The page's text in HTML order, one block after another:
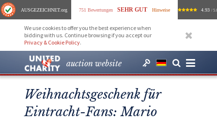
AUSGEZEICHNET.org 751 Bewertungen SEHR GUT Hinweise 4.93 /
We use cookies to offer you the best experience when
bidding with us. Continue browsing if you accept our
Privacy & Cookie Policy.
auction website
Weihnachtsgeschenk für
Eintracht-Fans: Mario